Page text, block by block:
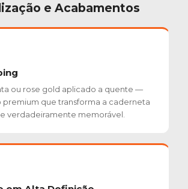
e Acabamentos
ou rose gold aplicado a quente —
que transforma a caderneta
verdadeiramente memorável.